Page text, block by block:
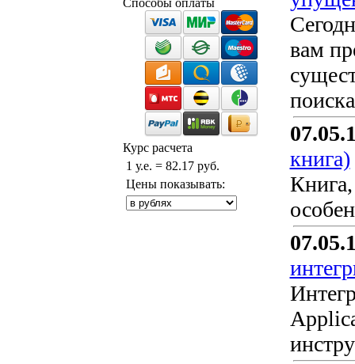
Способы оплаты
Курс расчета
1 у.е. = 82.17 руб.
Цены показывать:
вам
книга)